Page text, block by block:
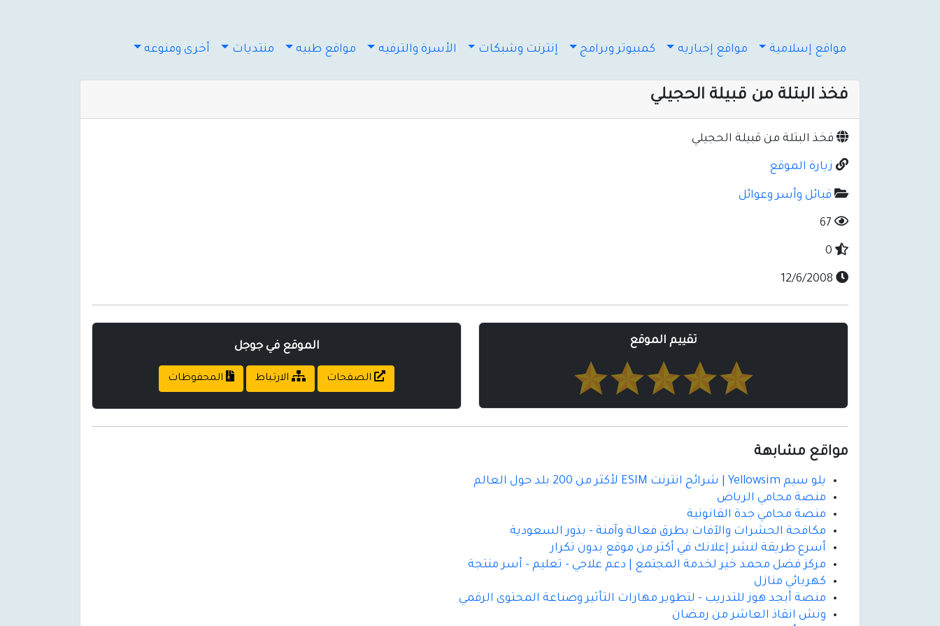
مواقع إسلامية مواقع إخباريه كمبيوتر وبرامج إنترنت وشبكات الأسرة والترفيه مواقع طبيه منتديات أخرى ومنوعه
فخذ البتلة من قبيلة الحجيلي
فخذ البتلة من قبيلة الحجيلي
زيارة الموقع
قبائل وأسر وعوائل
تقييم الموقع الموقع في جوجل
الصفحات الارتباط المحفوظات
مواقع مشابهة
يلو سيم Yellowsim | شرائح انترنت ESIM لأكثر من 200 بلد حول العالم
منصة محامي الرياض
منصة محامي جدة القانونية
مكافحة الحشرات والآفات بطرق فعالة وآمنة - بذور السعودية
أسرع طريقة لنشر إعلانك في أكثر من موقع بدون تكرار
مركز فضل محمد خير لخدمة المجتمع | دعم علاجي - تعليم - أسر منتجة
كهربائي منازل
منصة أبجد هوز للتدريب - لتطوير مهارات التأثير وصناعة المحتوى الرقمي
ونش انقاذ العاشر من رمضان